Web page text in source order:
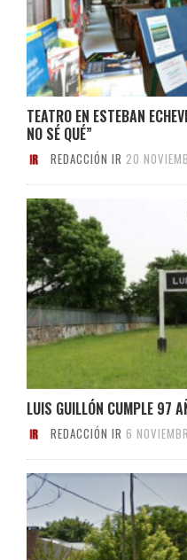
TEATRO EN ESTEBAN
NO SÉ QUÉ”
REDACCIÓN IR 20
LUIS GUILLÓN CUMPLE 97
REDACCIÓN IR 6